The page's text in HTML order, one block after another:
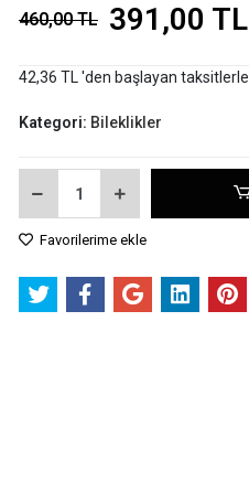
460,00 TL 391,00 TL
42,36 TL 'den başlayan taksitlerle
Kategori: Bileklikler
Favorilerime ekle